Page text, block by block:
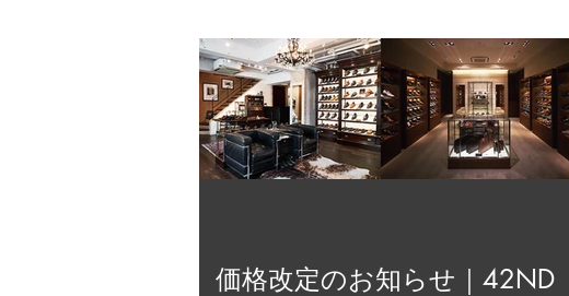
価格改定のお知らせ｜42ND